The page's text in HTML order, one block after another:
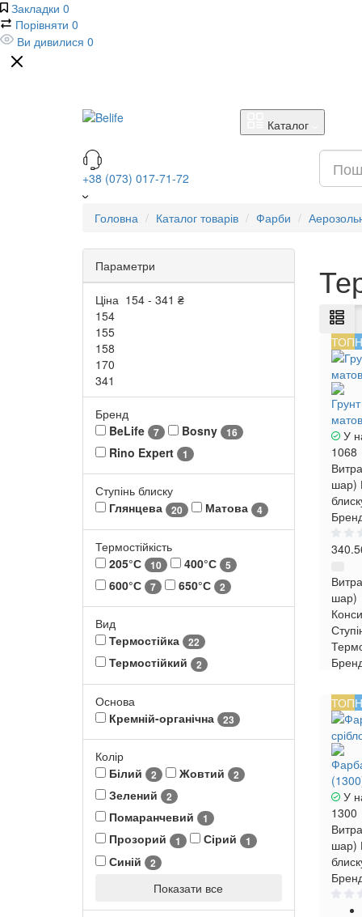
Закладки 0
Порівняти 0
Ви дивилися 0
Каталог
+38 (073) 017-71-72
Головна Каталог товарів Фарби
Параметри
Ціна 154 - 341 ₴
154
155
158
170
341
Бренд
BeLife
7 Bosny 16
Rino Expert 1
Ступінь блиску
Глянцева
20 Матова 4
Термостійкість
205°С
10 400°С 5
600°С 7 650°С 2
Вид
Термостійка
22
Термостійкий 2
Основа
Кремній-органічна
23
Колір
Білий
2 Жовтий 2
Зелений 2
Помаранчевий 1
Прозорий 1 Сірий 1
Синій 2
Показати все
ТОП
У
1068
шар)
шар)
ТОП
У
1300
шар)